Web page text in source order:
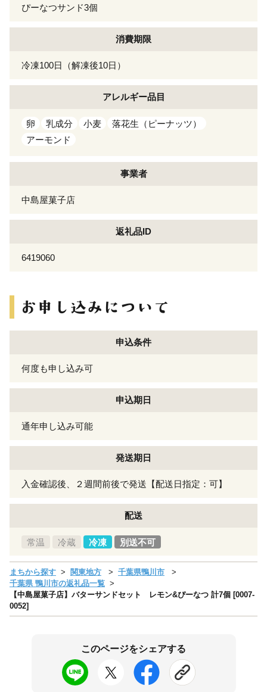
ぴーなつサンド3個
消費期限
冷凍100日（解凍後10日）
アレルギー品目
卵 乳成分 小麦
落花生（ピーナッツ）
アーモンド
事業者
中島屋菓子店
返礼品ID
6419060
申込条件
何度も申し込み可
申込期日
通年申し込み可能
発送期日
入金確認後、２週間前後で発送【配送日指定：可】
配送
常温 冷蔵 冷凍 別送不可
まちから探す 関東地方
千葉県鴨川市
千葉県 鴨川市の返礼品一覧
【中島屋菓子店】バターサンドセット レモン&ぴーなつ 計7個 [0007-
0052]
このページをシェアする